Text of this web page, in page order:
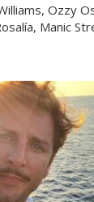
Ozzy
Manic